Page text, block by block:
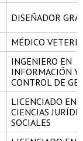
DISEÑADOR
MÉDICO
INGENIERO EN
INFORMACIÓN Y
CONTROL DE
LICENCIADO EN
CIENCIAS
SOCIALES